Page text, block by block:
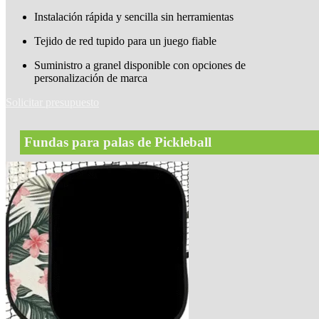
Instalación rápida y sencilla sin herramientas
Tejido de red tupido para un juego fiable
Suministro a granel disponible con opciones de
personalización de marca
Fundas para palas de Pickleball